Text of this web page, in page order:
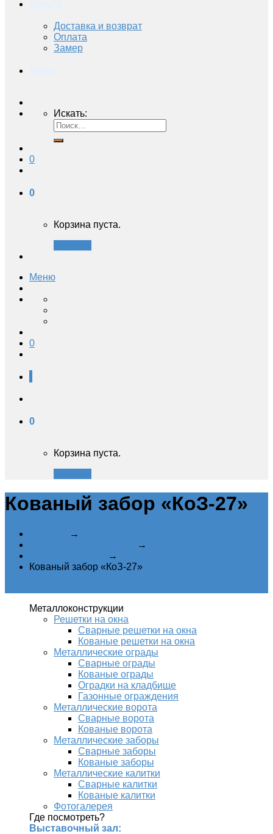
Доставка и возврат
Оплата
Замер
Искать:
0
0
Корзина пуста.
Меню
0
0
Корзина пуста.
Кованый забор «КоЗ-27»
→
→
→
Кованый забор «КоЗ-27»
Металлоконструкции
Решетки на окна
Сварные решетки на окна
Кованые решетки на окна
Металлические ограды
Сварные ограды
Кованые ограды
Оградки на кладбище
Газонные ограждения
Металлические ворота
Сварные ворота
Кованые ворота
Металлические заборы
Сварные заборы
Кованые заборы
Металлические калитки
Сварные калитки
Кованые калитки
Фотогалерея
Где посмотреть?
Выставочный зал: